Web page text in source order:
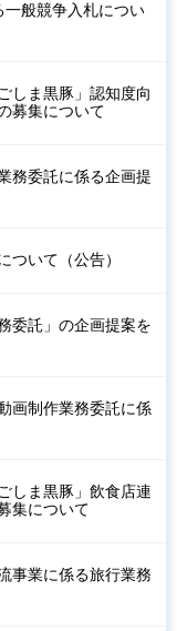
般競争入札につい
しま黒豚」認知度向
募集について
務委託に係る企画提
ついて（公告）
委託」の企画提案を
画制作業務委託に係
しま黒豚」飲食店連
集について
事業に係る旅行業務